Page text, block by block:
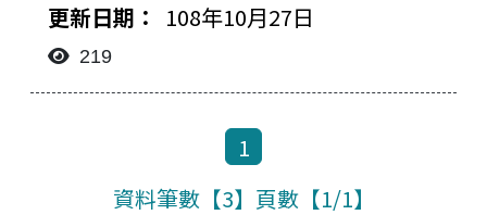
108年10月27日
219
1
資料筆數【3】頁數【1/1】